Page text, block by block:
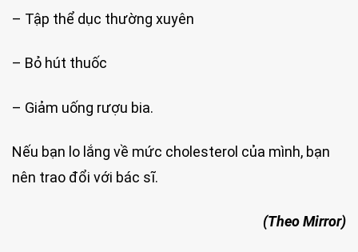
– Tập thể dục thường xuyên
– Bỏ hút thuốc
– Giảm uống rượu bia.
Nếu bạn lo lắng về mức cholesterol của mình, bạn
nên trao đổi với bác sĩ.
(Theo Mirror)